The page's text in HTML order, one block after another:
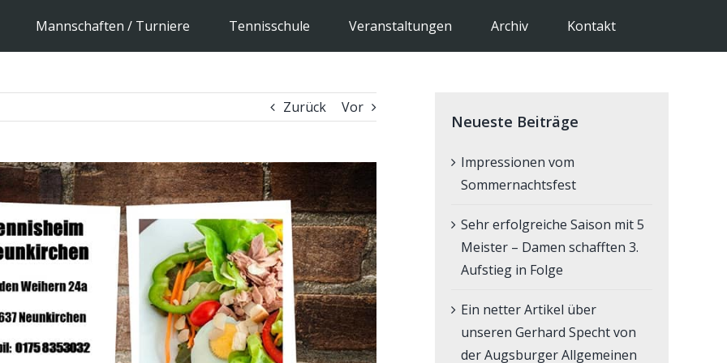
Mannschaften / Turniere Tennisschule Veranstaltungen Archiv Kontakt
Zurück Vor
Neueste Beiträge
Impressionen vom
Sommernachtsfest
Sehr erfolgreiche Saison mit 5
Meister – Damen schafften 3.
Aufstieg in Folge
Ein netter Artikel über
unseren Gerhard Specht von
der Augsburger Allgemeinen